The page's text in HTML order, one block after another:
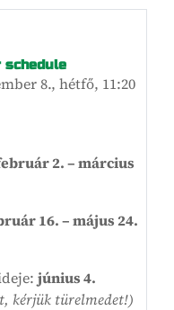
schedule
8., hétfő, 11:20
2. – március
16. – május 24.
június 4.
kérjük türelmedet!)